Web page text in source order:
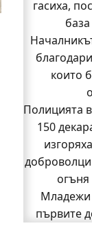
Кой
първите
които
150
Полицията
гасиха,
които
Полицията
150
доброволци
Младежи
първите